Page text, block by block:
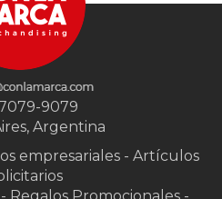
7079-9079
Argentina
empresariales - Artículos